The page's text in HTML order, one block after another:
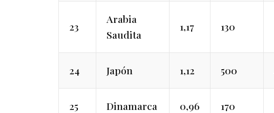
23
Arabia
Saudita
1,17 130
24 Japón 1,12 500
25 Dinamarca 0,96 170